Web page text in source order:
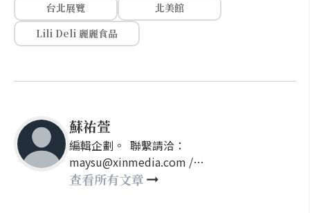
台北展覽
北美館
Lili Deli 麗麗食品
蘇祐萱
編輯企劃。 聯繫請洽：
maysu@xinmedia.com /
may860527@gmail.com
查看所有文章